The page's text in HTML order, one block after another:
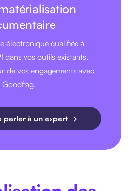
électronique qualifiée à
dans vos outils existants,
de vos engagements avec
Goodflag.
parler à un expert →